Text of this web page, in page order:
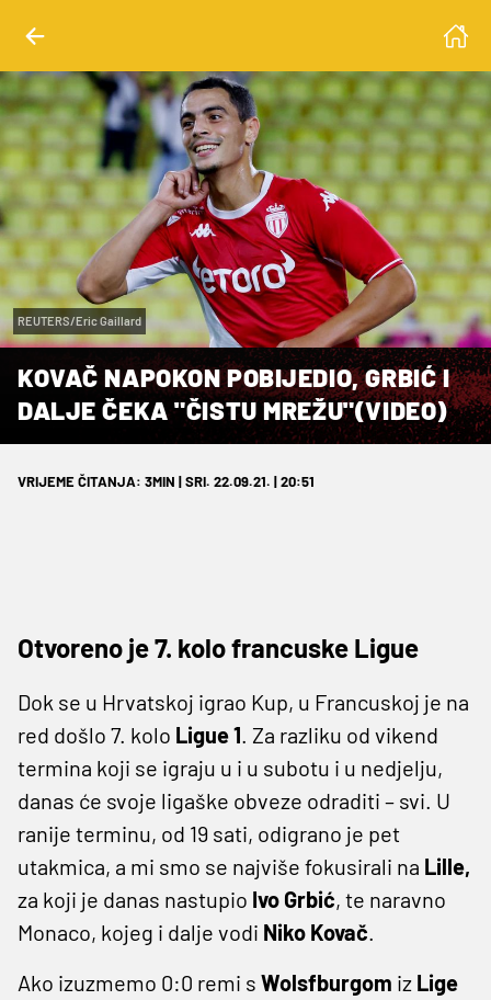
REUTERS/Eric Gaillard
KOVAČ NAPOKON POBIJEDIO, GRBIĆ I
DALJE ČEKA "ČISTU MREŽU"(VIDEO)
VRIJEME ČITANJA: 3MIN | SRI. 22.09.21. | 20:51
Otvoreno je 7. kolo francuske Ligue
Dok se u Hrvatskoj igrao Kup, u Francuskoj je na
red došlo 7. kolo Ligue 1. Za razliku od vikend
termina koji se igraju u i u subotu i u nedjelju,
danas će svoje ligaške obveze odraditi – svi. U
ranije terminu, od 19 sati, odigrano je pet
utakmica, a mi smo se najviše fokusirali na Lille,
za koji je danas nastupio Ivo Grbić, te naravno
Monaco, kojeg i dalje vodi Niko Kovač.
Ako izuzmemo 0:0 remi s Wolsfburgom iz Lige